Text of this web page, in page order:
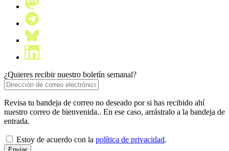
¿Quieres recibir nuestro boletín semanal?
Revisa tu bandeja de correo no deseado por si has recibido ahí
nuestro correo de bienvenida.. En ese caso, arrástralo a la bandeja de
entrada.
Estoy de acuerdo con la política de privacidad.